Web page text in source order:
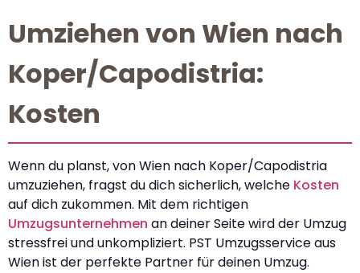
Umziehen von Wien nach
Koper/Capodistria:
Kosten
Wenn du planst, von Wien nach Koper/Capodistria
umzuziehen, fragst du dich sicherlich, welche Kosten
auf dich zukommen. Mit dem richtigen
Umzugsunternehmen an deiner Seite wird der Umzug
stressfrei und unkompliziert. PST Umzugsservice aus
Wien ist der perfekte Partner für deinen Umzug.